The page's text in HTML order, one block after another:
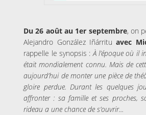
Du 26 août au 1er septembre, on
Alejandro González Iñárritu avec
rappelle le synopsis :À l’époque où il
était mondialement connu. Mais de
aujourd’hui de monter une pièce de
gloire perdue. Durant les quelques
affronter : sa famille et ses proches,
rideau a une chance de s’ouvrir...